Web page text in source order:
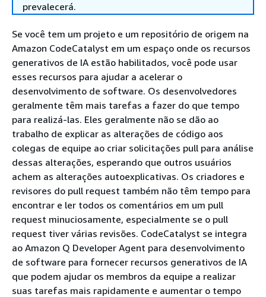
prevalecerá.
Se você tem um projeto e um repositório de origem na
Amazon CodeCatalyst em um espaço onde os recursos
generativos de IA estão habilitados, você pode usar
esses recursos para ajudar a acelerar o
desenvolvimento de software. Os desenvolvedores
geralmente têm mais tarefas a fazer do que tempo
para realizá-las. Eles geralmente não se dão ao
trabalho de explicar as alterações de código aos
colegas de equipe ao criar solicitações pull para análise
dessas alterações, esperando que outros usuários
achem as alterações autoexplicativas. Os criadores e
revisores do pull request também não têm tempo para
encontrar e ler todos os comentários em um pull
request minuciosamente, especialmente se o pull
request tiver várias revisões. CodeCatalyst se integra
ao Amazon Q Developer Agent para desenvolvimento
de software para fornecer recursos generativos de IA
que podem ajudar os membros da equipe a realizar
suas tarefas mais rapidamente e aumentar o tempo